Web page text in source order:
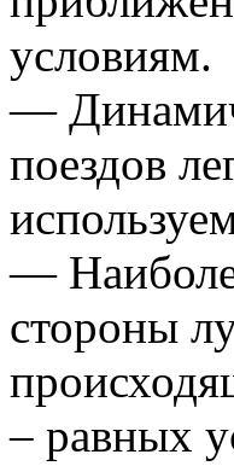
условиям.
—
поездов
—
стороны
– равных